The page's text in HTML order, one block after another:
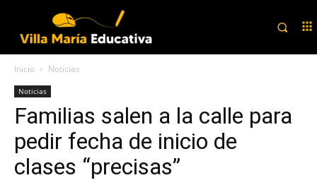
Inicio Noticias
Noticias
Familias salen a la calle para
pedir fecha de inicio de
clases “precisas”